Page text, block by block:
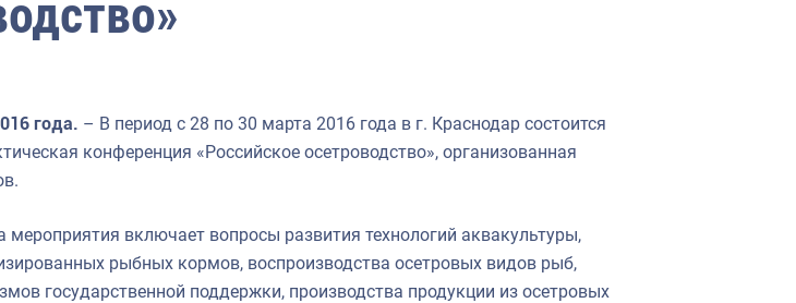
года. – В период с 28 по 30 марта 2016 года в г. Краснодар состоится
конференция «Российское осетроводство», организованная
включает вопросы развития технологий аквакультуры,
рыбных кормов, воспроизводства осетровых видов рыб,
государственной поддержки, производства продукции из осетровых